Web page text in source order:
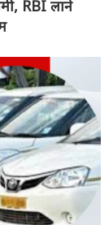
RBI लाने